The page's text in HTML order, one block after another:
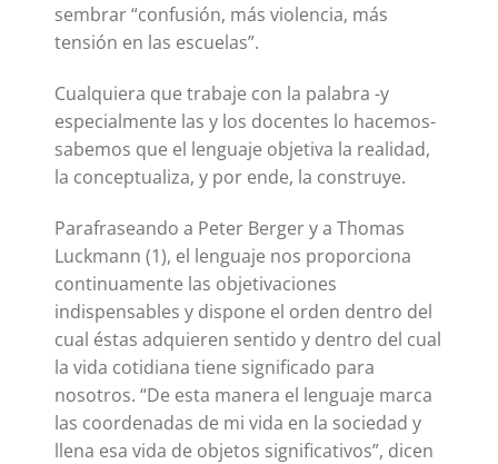
sembrar “confusión, más violencia, más
tensión en las escuelas”.
Cualquiera que trabaje con la palabra -y
especialmente las y los docentes lo hacemos-
sabemos que el lenguaje objetiva la realidad,
la conceptualiza, y por ende, la construye.
Parafraseando a Peter Berger y a Thomas
Luckmann (1), el lenguaje nos proporciona
continuamente las objetivaciones
indispensables y dispone el orden dentro del
cual éstas adquieren sentido y dentro del cual
la vida cotidiana tiene significado para
nosotros. “De esta manera el lenguaje marca
las coordenadas de mi vida en la sociedad y
llena esa vida de objetos significativos”, dicen